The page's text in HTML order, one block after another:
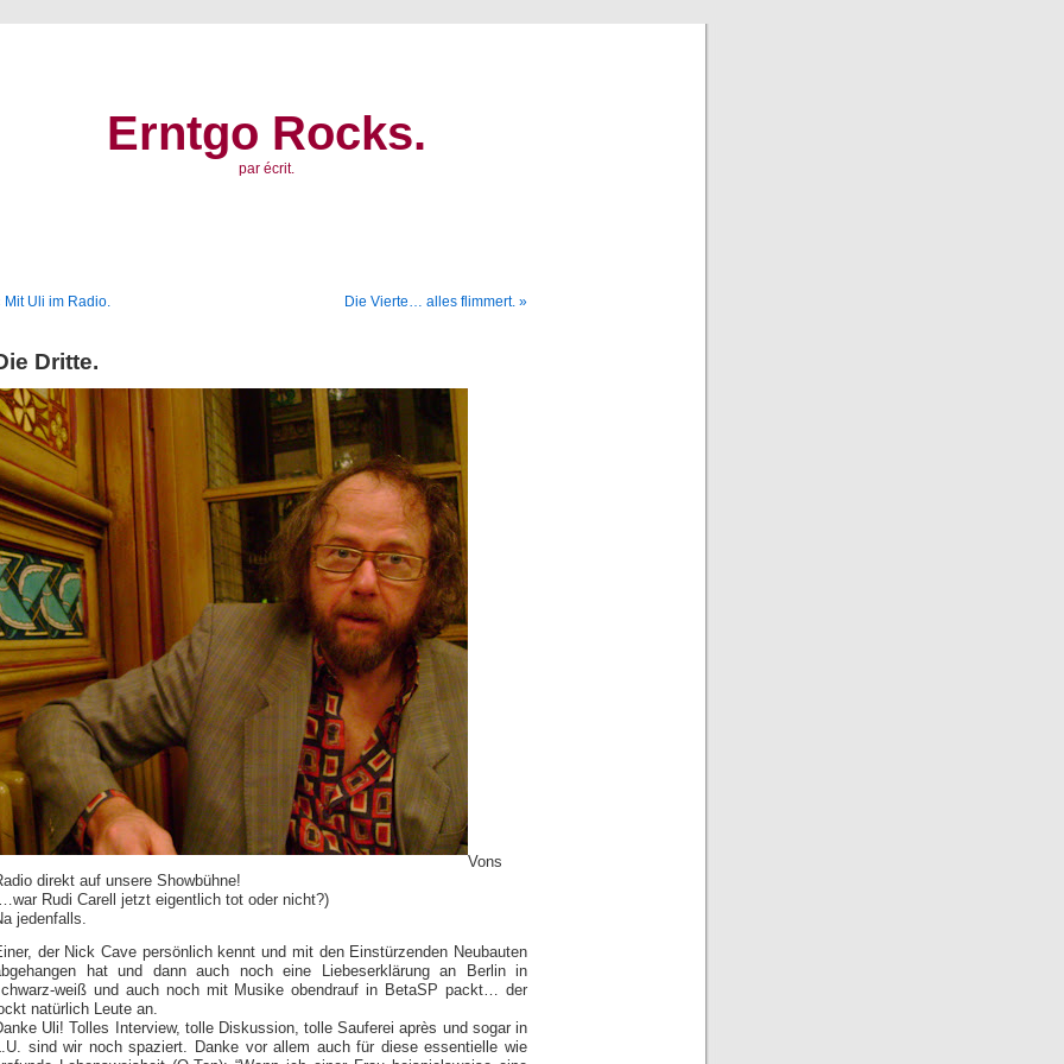
Erntgo Rocks.
par écrit.
Mit Uli im Radio. Die Vierte… alles flimmert. »
Dritte.
Vons
direkt auf unsere Showbühne!
Rudi Carell jetzt eigentlich tot oder nicht?)
jedenfalls.
der Nick Cave persönlich kennt und mit den Einstürzenden Neubauten
hat und dann auch noch eine Liebeserklärung an Berlin in
weiß und auch noch mit Musike obendrauf in BetaSP packt… der
natürlich Leute an.
Uli! Tolles Interview, tolle Diskussion, tolle Sauferei après und sogar in
sind wir noch spaziert. Danke vor allem auch für diese essentielle wie